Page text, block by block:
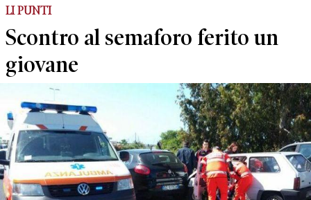
LI PUNTI
Scontro al semaforo ferito un
giovane